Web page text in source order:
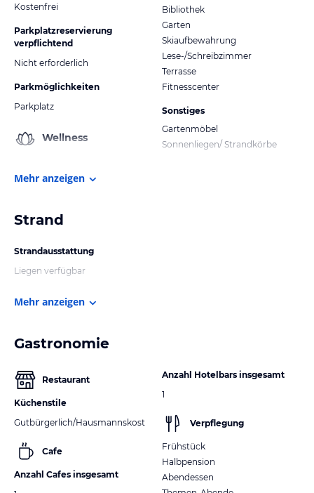
Kostenfrei
Parkplatzreservierung
verpflichtend
Nicht erforderlich
Parkmöglichkeiten
Parkplatz
Wellness
Bibliothek
Garten
Skiaufbewahrung
Lese-/Schreibzimmer
Terrasse
Fitnesscenter
Sonstiges
Gartenmöbel
Sonnenliegen/ Strandkörbe
Mehr anzeigen
Strand
Strandausstattung
Liegen verfügbar
Mehr anzeigen
Gastronomie
Restaurant
Küchenstile
Gutbürgerlich/Hausmannskost
Cafe
Anzahl Cafes insgesamt
Anzahl Hotelbars insgesamt
1
Verpflegung
Frühstück
Halbpension
Abendessen